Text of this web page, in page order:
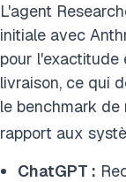
L'agent
initiale avec
pour l'exactitude
livraison, ce qui
le benchmark de
rapport aux
ChatGPT :